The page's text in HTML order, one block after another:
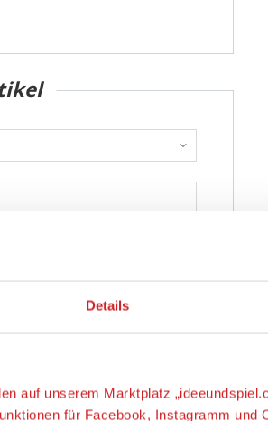
Details
auf unserem Marktplatz
für Facebook, Instagramm und